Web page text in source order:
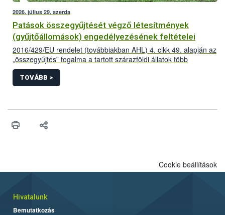
2026. július 29, szerda
Patások összegyűjtését végző létesítmények
(gyűjtőállomások) engedélyezésének feltételei
2016/429/EU rendelet (továbbiakban AHL) 4. cikk 49. alapján az
„összegyűjtés” fogalma a tartott szárazföldi állatok több
létesítményből történő összegyűjtése az adott állatfajra
vonatkozóan előírt minimum tartózkodási időnél rövidebb
időszakra vonatkozik,
TOVÁBB >
Cookie beállítások
Hivatalunk
Bemutatkozás